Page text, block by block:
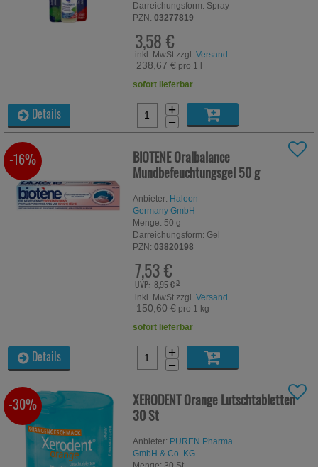
Darreichungsform: Spray
PZN: 03277819
3,58 €
inkl. MwSt zzgl.Versand
238,67 € pro 1 l
sofort lieferbar
+
−
Details
BIOTENE Oralbalance
Mundbefeuchtungsgel50 g
Anbieter: Haleon
Germany GmbH
Menge: 50 g
Darreichungsform: Gel
PZN: 03820198
7,53 €
UVP: 8,95 €³
inkl. MwSt zzgl.Versand
150,60 € pro 1 kg
-16%
sofort lieferbar
+
−
Details
XERODENT Orange Lutschtabletten
30 St
Anbieter: PUREN Pharma
GmbH & Co. KG
-30%